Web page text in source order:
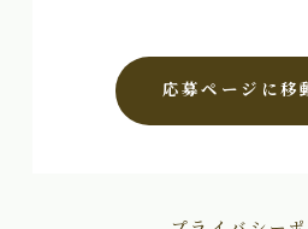
応募ページに移